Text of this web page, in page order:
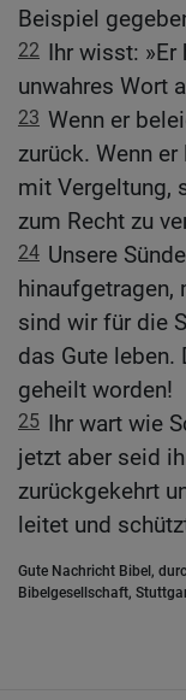
Beispiel
22 Ihr wisst: »Er
unwahres Wort
23 Wenn er
zurück. Wenn
mit Vergeltung,
zum Recht zu
24 Unsere
hinaufgetragen,
sind wir für die
das Gute leben.
geheilt worden!
25 Ihr wart wie
jetzt aber seid
zurückgekehrt
leitet und
Gute Nachricht Bibel,
Bibelgesellschaft,